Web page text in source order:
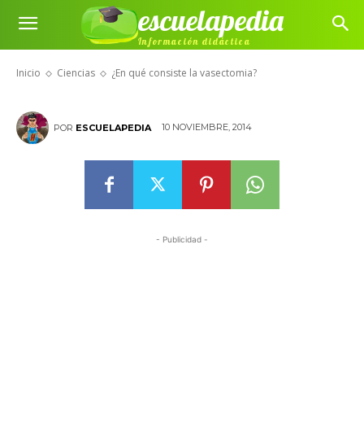
escuelapedia
Información didáctica
Inicio Ciencias ¿En qué consiste la vasectomia?
¿En qué consiste la vasectomia?
POR ESCUELAPEDIA 10 NOVIEMBRE, 2014
- Publicidad -